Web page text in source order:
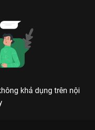
khả dụng trên nội